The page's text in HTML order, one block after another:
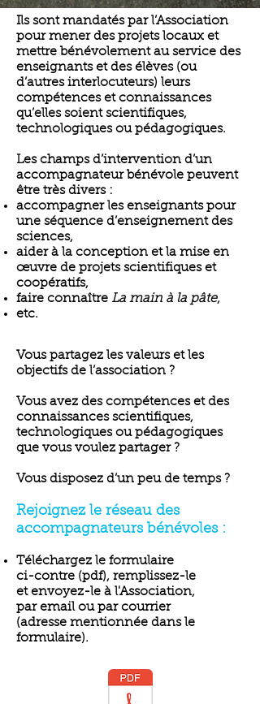
Ils sont mandatés par l’Association
pour mener des projets locaux et
mettre bénévolement au service des
enseignants et des élèves (ou
d’autres interlocuteurs) leurs
compétences et connaissances
qu’elles soient scientifiques,
technologiques ou pédagogiques.
Les champs d’intervention d’un
accompagnateur bénévole peuvent
être très divers :
accompagner les enseignants pour
une séquence d’enseignement des
sciences,
aider à la conception et la mise en
œuvre de projets scientifiques et
coopératifs,
faire connaître La main à la pâte,
etc.
Vous partagez les valeurs et les
objectifs de l’association ?
Vous avez des compétences et des
connaissances scientifiques,
technologiques ou pédagogiques
que vous voulez partager ?
Vous disposez d’un peu de temps ?
Rejoignez le réseau des
accompagnateurs bénévoles :
Téléchargez le formulaire
ci-contre (pdf), remplissez-le
et envoyez-le à l'Association,
par email ou par courrier
(adresse mentionnée dans le
formulaire).